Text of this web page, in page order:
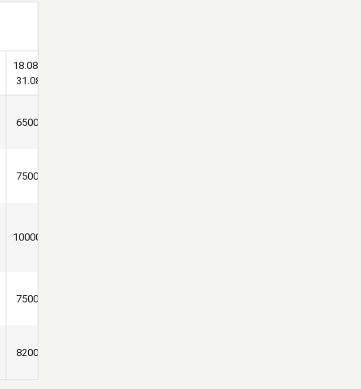
18.08-
31.08
6500
7500
10000
7500
8200